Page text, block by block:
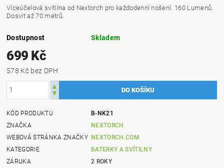
Víceúčelová svítilna od Nextorch pro každodenní nošení. 160 Lumenů.
Dosvit až 70 metrů.
Dostupnost Skladem
699 Kč
578 Kč bez DPH
KÓD PRODUKTU
B-NK21
ZNAČKA
NEXTORCH
WEBOVÁ STRÁNKA ZNAČKY NEXTORCH.COM
KATEGORIE
BATERKY A SVÍTILNY
ZÁRUKA
2 ROKY